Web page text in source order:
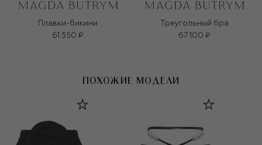
Плавки-бикини
61 550 ₽
Треугольный бра
67 100 ₽
ПОХОЖИЕ МОДЕЛИ